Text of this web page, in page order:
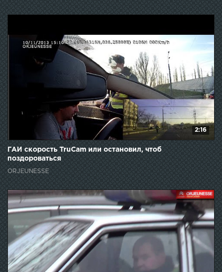
2:16
ГАИ скорость TruCam или остановил, чтоб
поздороваться
ORJEUNESSE